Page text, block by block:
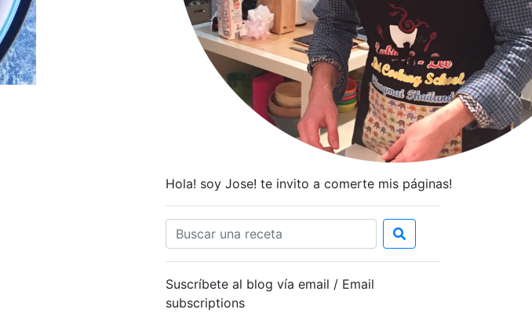
Hola! soy Jose! te invito a comerte mis páginas!
Suscríbete al blog vía email / Email
subscriptions